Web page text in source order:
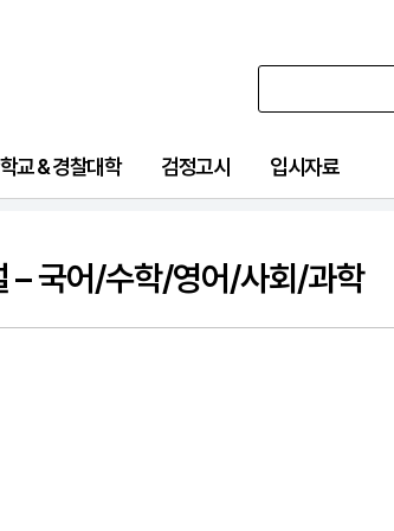
교 & 경찰대학 검정고시 입시자료
– 국어/수학/영어/사회/과학